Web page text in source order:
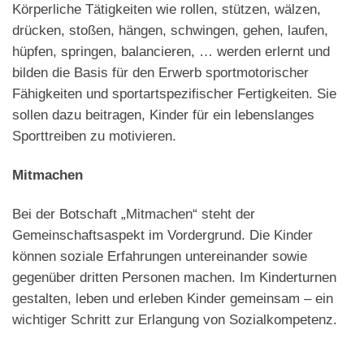
Körperliche Tätigkeiten wie rollen, stützen, wälzen,
drücken, stoßen, hängen, schwingen, gehen, laufen,
hüpfen, springen, balancieren, … werden erlernt und
bilden die Basis für den Erwerb sportmotorischer
Fähigkeiten und sportartspezifischer Fertigkeiten. Sie
sollen dazu beitragen, Kinder für ein lebenslanges
Sporttreiben zu motivieren.
Mitmachen
Bei der Botschaft „Mitmachen“ steht der
Gemeinschaftsaspekt im Vordergrund. Die Kinder
können soziale Erfahrungen untereinander sowie
gegenüber dritten Personen machen. Im Kinderturnen
gestalten, leben und erleben Kinder gemeinsam – ein
wichtiger Schritt zur Erlangung von Sozialkompetenz.